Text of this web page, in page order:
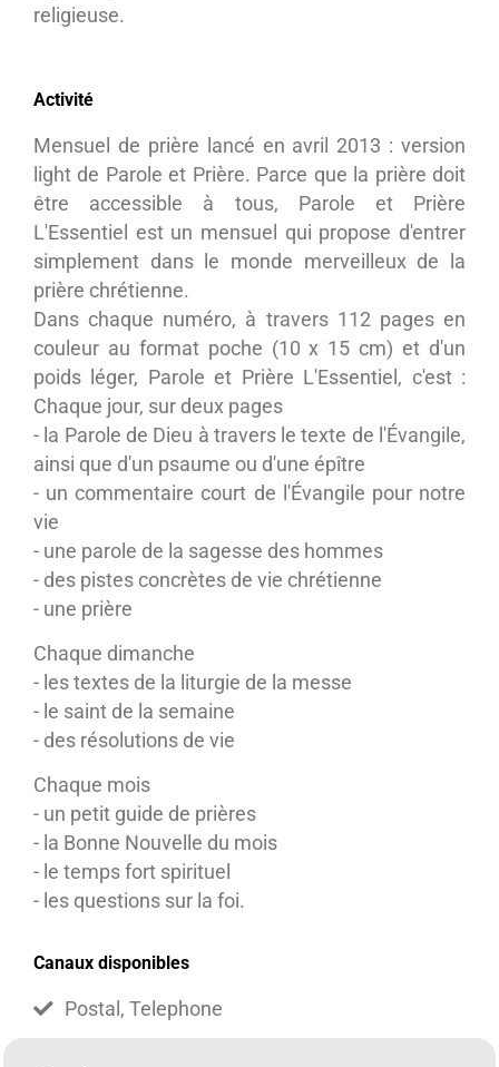
religieuse.
Activité
Mensuel de prière lancé en avril 2013 : version
light de Parole et Prière. Parce que la prière doit
être accessible à tous, Parole et Prière
L'Essentiel est un mensuel qui propose d'entrer
simplement dans le monde merveilleux de la
prière chrétienne.
Dans chaque numéro, à travers 112 pages en
couleur au format poche (10 x 15 cm) et d'un
poids léger, Parole et Prière L'Essentiel, c'est :
Chaque jour, sur deux pages
- la Parole de Dieu à travers le texte de l'Évangile,
ainsi que d'un psaume ou d'une épître
- un commentaire court de l'Évangile pour notre
vie
- une parole de la sagesse des hommes
- des pistes concrètes de vie chrétienne
- une prière
Chaque dimanche
- les textes de la liturgie de la messe
- le saint de la semaine
- des résolutions de vie
Chaque mois
- un petit guide de prières
- la Bonne Nouvelle du mois
- le temps fort spirituel
- les questions sur la foi.
Canaux disponibles
Postal, Telephone